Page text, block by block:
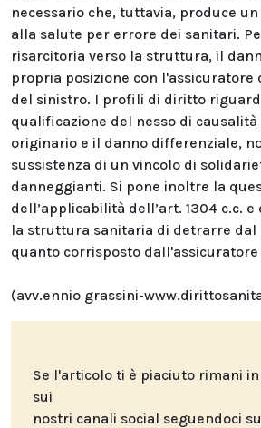
necessario che, tuttavia, produce
alla salute per errore dei sanitari.
risarcitoria verso la struttura, il
propria posizione con l'assicuratore
del sinistro. I profili di diritto
qualificazione del nesso di
originario e il danno differenziale,
sussistenza di un vincolo di
danneggianti. Si pone inoltre la
dell’applicabilità dell’art. 1304 c.c.
la struttura sanitaria di detrarre dal
quanto corrisposto
(avv.ennio grassini-
Se l'articolo ti è piaciuto rimani
sui
nostri canali social seguendoci